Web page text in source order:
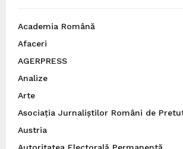
Academia Română
Afaceri
AGERPRESS
Analize
Arte
Asociația Jurnaliștilor Români de
Austria
Autoritatea Electorală Permanentă